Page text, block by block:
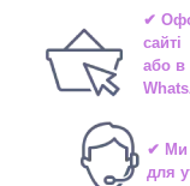
✔
сайті
або в
✔ Ми
для